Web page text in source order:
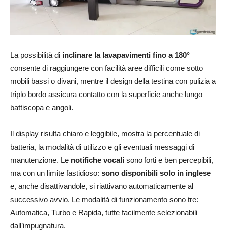
La possibilità di inclinare la lavapavimenti fino a 180°
consente di raggiungere con facilità aree difficili come sotto
mobili bassi o divani, mentre il design della testina con pulizia a
triplo bordo assicura contatto con la superficie anche lungo
battiscopa e angoli.
Il display risulta chiaro e leggibile, mostra la percentuale di
batteria, la modalità di utilizzo e gli eventuali messaggi di
manutenzione. Le notifiche vocali sono forti e ben percepibili,
ma con un limite fastidioso: sono disponibili solo in inglese
e, anche disattivandole, si riattivano automaticamente al
successivo avvio. Le modalità di funzionamento sono tre:
Automatica, Turbo e Rapida, tutte facilmente selezionabili
dall’impugnatura.